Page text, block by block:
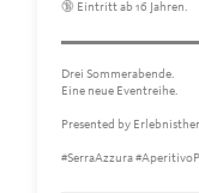
🔞 Eintritt ab 16 Jahren.
Drei Sommerabende.
Eine neue Eventreihe.
Presented by
#SerraAzzura